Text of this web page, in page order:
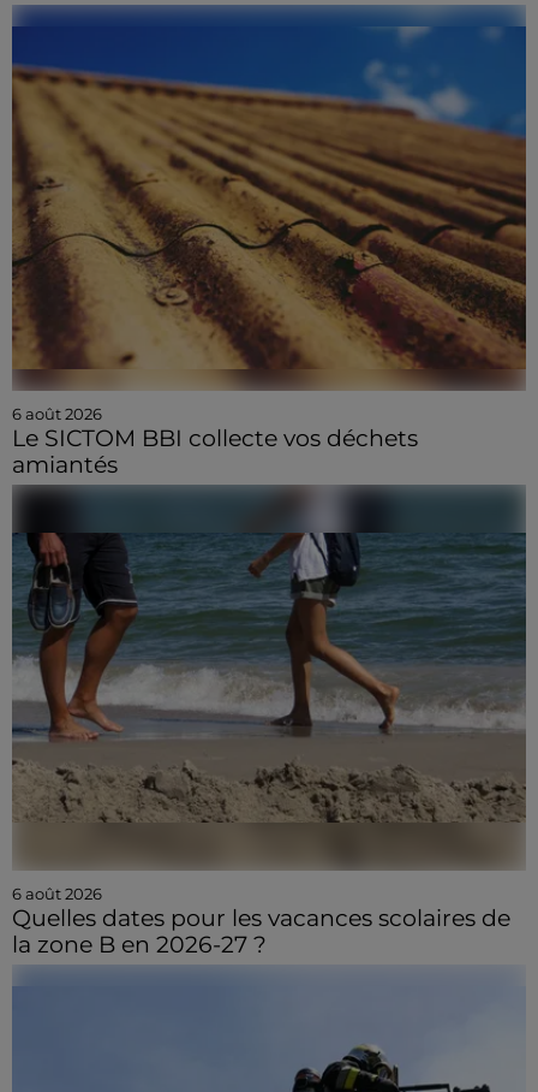
6 août 2026
Le SICTOM BBI collecte vos déchets
amiantés
6 août 2026
Quelles dates pour les vacances scolaires de
la zone B en 2026-27 ?